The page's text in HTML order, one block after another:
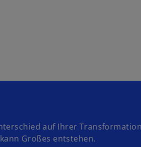
auf Ihrer
Großes entstehen.